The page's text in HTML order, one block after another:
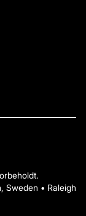
Sweden • Raleigh